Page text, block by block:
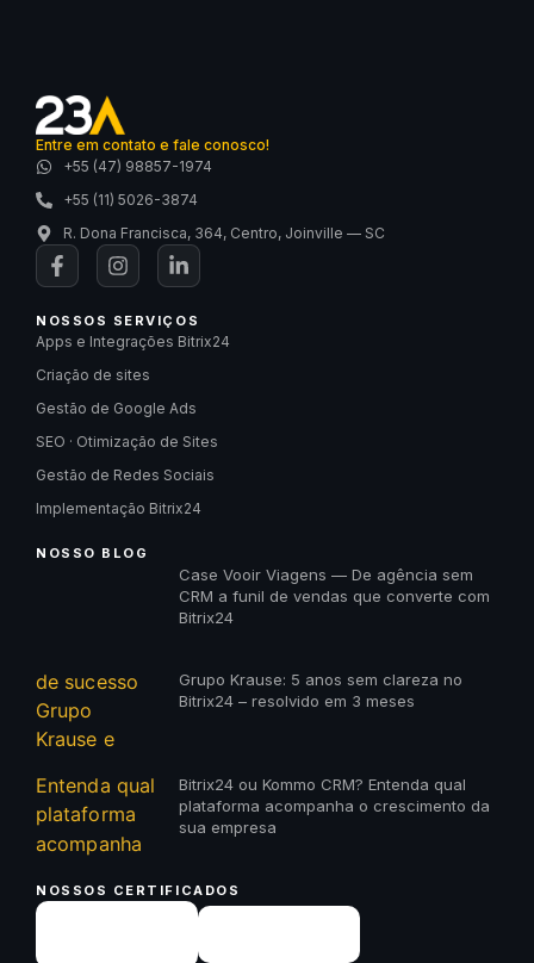
Entre em contato e fale conosco!
+55 (47) 98857-1974
+55 (11) 5026-3874
R. Dona Francisca, 364, Centro, Joinville — SC
NOSSOS SERVIÇOS
Apps e Integrações Bitrix24
Criação de sites
Gestão de Google Ads
SEO · Otimização de Sites
Gestão de Redes Sociais
Implementação Bitrix24
NOSSO BLOG
Case Vooir Viagens — De agência sem
CRM a funil de vendas que converte com
Bitrix24
Grupo Krause: 5 anos sem clareza no
Bitrix24 – resolvido em 3 meses
Bitrix24 ou Kommo CRM? Entenda qual
plataforma acompanha o crescimento da
sua empresa
NOSSOS CERTIFICADOS